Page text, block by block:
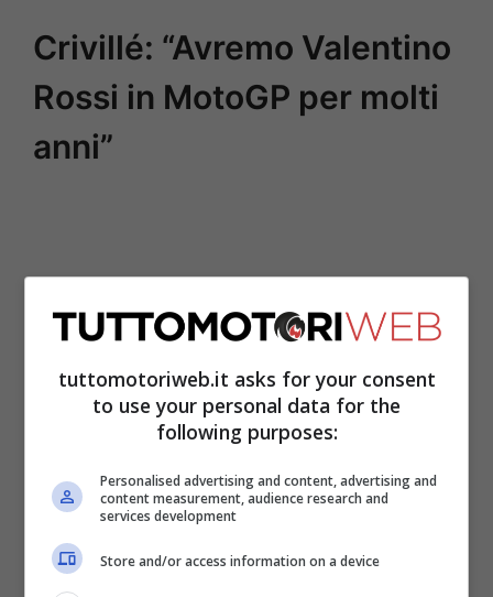
Crivillé: “Avremo Valentino
Rossi in MotoGP per molti
anni”
Il pilota campione del mondo nella
categoria 500 nel 1999 spiega che Pecco
Bagnaia e Jack Miller hanno chiesto la
tuttomotoriweb.it asks for your consent
to use your personal data for the
following purposes:
Personalised advertising and content, advertising and
content measurement, audience research and
services development
Store and/or access information on a device